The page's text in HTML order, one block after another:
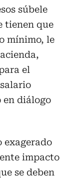
súbele
tienen que
mínimo, le
el
en diálogo
exagerado
impacto
se deben